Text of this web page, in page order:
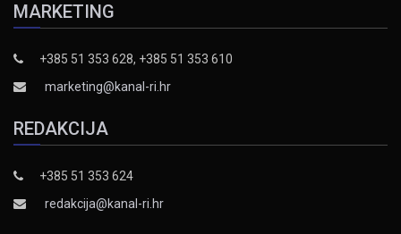
MARKETING
+385 51 353 628, +385 51 353 610
marketing@kanal-ri.hr
REDAKCIJA
+385 51 353 624
redakcija@kanal-ri.hr